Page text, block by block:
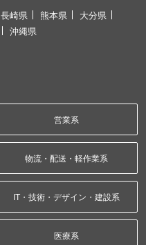
長崎県 熊本県
大分県
沖縄県
営業系
物流・配送・軽作業系
IT・技術・デザイン・建設系
医療系